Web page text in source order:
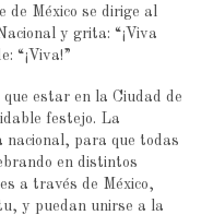
de México se dirige al
y grita: “¡Viva
“¡Viva!”
que estar en la Ciudad de
festejo. La
nacional, para que todas
en distintos
a través de México,
y puedan unirse a la